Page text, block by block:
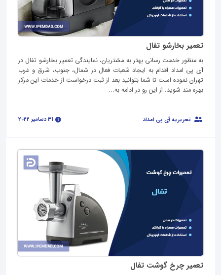
تعمیر بخارشو تفال
به منظور خدمت رسانی بهتر به مشتریان، نمایندگی تعمیر بخارشو تفال در
آی پی امداد اقدام به ایجاد شعبات فعال در شمال، جنوب، شرق و غرب
تهران نموده است تا شما بتوانید بعد از ثبت درخواست از خدمات این مرکز
بهره مند شوید. از این رو در ادامه به...
تحریریه آی پی امداد
تعمیر چرخ گوشت تفال